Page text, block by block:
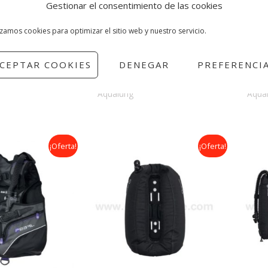
Gestionar el consentimiento de las cookies
cookies para optimizar el sitio web y nuestro servicio.
COOKIES DENEGAR
€
Axiom
479,00
Aqualung
Pro
¡Oferta!
precio
actual
es:
329,99€.
¡Oferta!
original
era:
325,00€.
actual
es:
299,00€.